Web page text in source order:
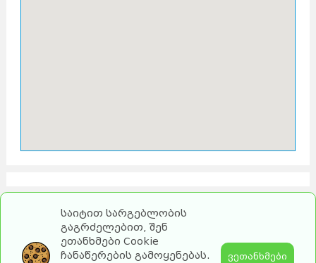
საიტით სარგებლობის
გაგრძელებით, შენ
ეთანხმები Cookie
ჩანაწერების გამოყენებას.
ვეთანხმები